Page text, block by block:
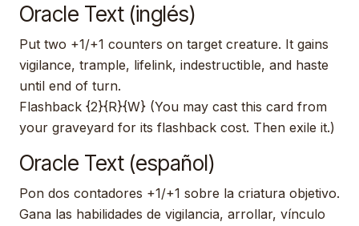
Oracle Text (inglés)
Put two +1/+1 counters on target creature. It gains
vigilance, trample, lifelink, indestructible, and haste
until end of turn.
Flashback {2}{R}{W} (You may cast this card from
your graveyard for its flashback cost. Then exile it.)
Oracle Text (español)
Pon dos contadores +1/+1 sobre la criatura objetivo.
Gana las habilidades de vigilancia, arrollar, vínculo